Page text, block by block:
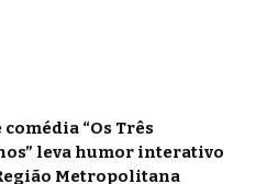
comédia “Os Três
leva humor interativo
Metropolitana